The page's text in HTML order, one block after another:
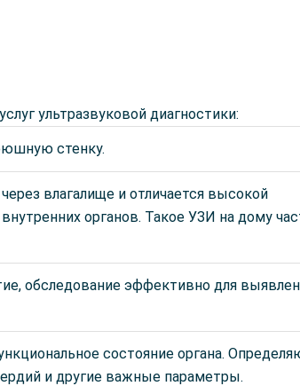
ультразвуковой диагностики:
стенку.
влагалище и отличается высокой
органов. Такое УЗИ на дому
обследование эффективно для
состояние органа.
и другие важные параметры.